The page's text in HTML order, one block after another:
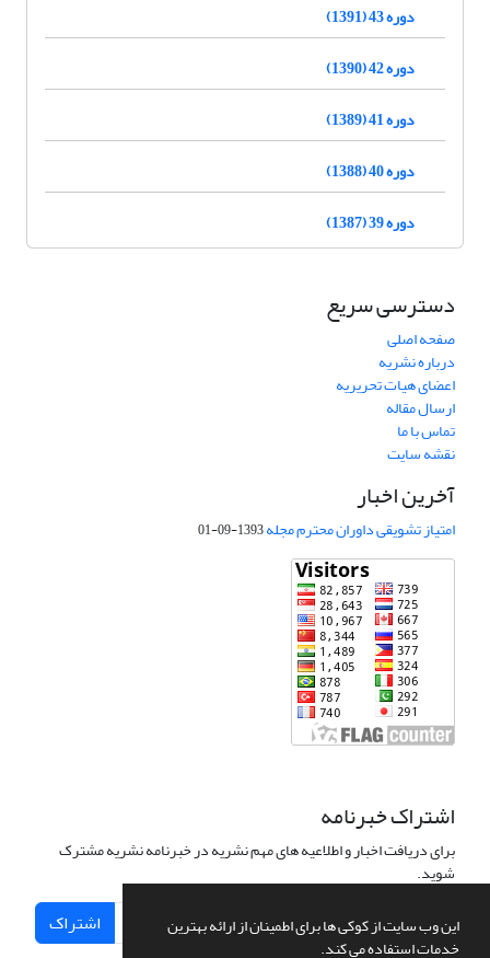
این وب سایت از کوکی ها برای اطمینان از ارائه بهترین
خدمات استفاده می کند.
دوره 43 (1391)
دوره 42 (1390)
دوره 41 (1389)
دوره 40 (1388)
دوره 39 (1387)
دسترسی سریع
صفحه اصلی
درباره نشریه
اعضای هیات تحریریه
ارسال مقاله
تماس با ما
نقشه سایت
آخرین اخبار
امتیاز تشویقی داوران محترم مجله1393-09-01
اشتراک خبرنامه
برای دریافت اخبار و اطلاعیه های مهم نشریه در خبرنامه نشریه مشترک
شوید.
اشتراک